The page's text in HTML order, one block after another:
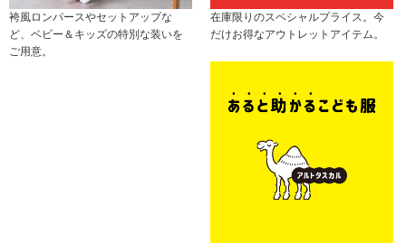
袴風ロンパースやセットアップな
ど、ベビー＆キッズの特別な装いを
ご用意。
在庫限りのスペシャルプライス。今
だけお得なアウトレットアイテム。